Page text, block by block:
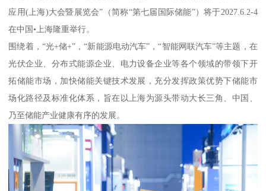
应用(上海)大会暨展览会”（简称“第七届国际储能”）将于2027.6.2-4
在中国•上海隆重举行。
围绕着，“光+储+”，“新能源电动汽车”，“智能网联汽车”等主题，在
光伏企业、分布式能源企业、电力设备企业等各个领域的带领下开
拓储能市场，加快储能关键技术发展，充分发挥政策优势下储能市
场化路径及标准化体系，旨在以上海为源头带动大长三角、中国、
乃至储能产业健康有序的发展。